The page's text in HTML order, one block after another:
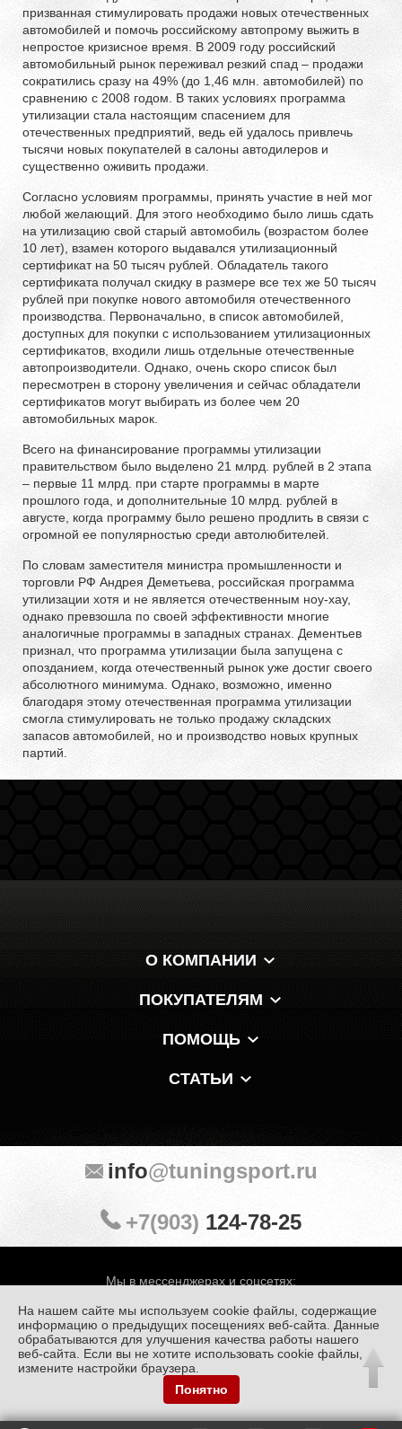
призванная стимулировать продажи новых отечественных
автомобилей и помочь российскому автопрому выжить в
непростое кризисное время. В 2009 году российский
автомобильный рынок переживал резкий спад – продажи
сократились сразу на 49% (до 1,46 млн. автомобилей) по
сравнению с 2008 годом. В таких условиях программа
утилизации стала настоящим спасением для
отечественных предприятий, ведь ей удалось привлечь
тысячи новых покупателей в салоны автодилеров и
существенно оживить продажи.
Согласно условиям программы, принять участие в ней мог
любой желающий. Для этого необходимо было лишь сдать
на утилизацию свой старый автомобиль (возрастом более
10 лет), взамен которого выдавался утилизационный
сертификат на 50 тысяч рублей. Обладатель такого
сертификата получал скидку в размере все тех же 50 тысяч
рублей при покупке нового автомобиля отечественного
производства. Первоначально, в список автомобилей,
доступных для покупки с использованием утилизационных
сертификатов, входили лишь отдельные отечественные
автопроизводители. Однако, очень скоро список был
пересмотрен в сторону увеличения и сейчас обладатели
сертификатов могут выбирать из более чем 20
автомобильных марок.
Всего на финансирование программы утилизации
правительством было выделено 21 млрд. рублей в 2 этапа
– первые 11 млрд. при старте программы в марте
прошлого года, и дополнительные 10 млрд. рублей в
августе, когда программу было решено продлить в связи с
огромной ее популярностью среди автолюбителей.
По словам заместителя министра промышленности и
торговли РФ Андрея Деметьева, российская программа
утилизации хотя и не является отечественным ноу-хау,
однако превзошла по своей эффективности многие
аналогичные программы в западных странах. Дементьев
признал, что программа утилизации была запущена с
опозданием, когда отечественный рынок уже достиг своего
абсолютного минимума. Однако, возможно, именно
благодаря этому отечественная программа утилизации
смогла стимулировать не только продажу складских
запасов автомобилей, но и производство новых крупных
партий.
О КОМПАНИИ
ПОКУПАТЕЛЯМ
ПОМОЩЬ
СТАТЬИ
Мы в мессенджерах и соцсетях:
info@tuningsport.ru
+7(903) 124-78-25
© «Тюнинг Спорт» 1998 — 2026
Политика конфиденциальности
Обработка персональных данных
На нашем сайте мы используем cookie файлы, содержащие
информацию о предыдущих посещениях веб-сайта. Данные
обрабатываются для улучшения качества работы нашего
веб-сайта. Если вы не хотите использовать cookie файлы,
измените настройки браузера.
Понятно